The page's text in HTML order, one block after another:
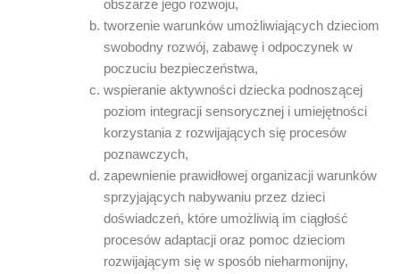
obszarze jego rozwoju,
tworzenie warunków umożliwiających dzieciom
swobodny rozwój, zabawę i odpoczynek w
poczuciu bezpieczeństwa,
wspieranie aktywności dziecka podnoszącej
poziom integracji sensorycznej i umiejętności
korzystania z rozwijających się procesów
poznawczych,
zapewnienie prawidłowej organizacji warunków
sprzyjających nabywaniu przez dzieci
doświadczeń, które umożliwią im ciągłość
procesów adaptacji oraz pomoc dzieciom
rozwijającym się w sposób nieharmonijny,